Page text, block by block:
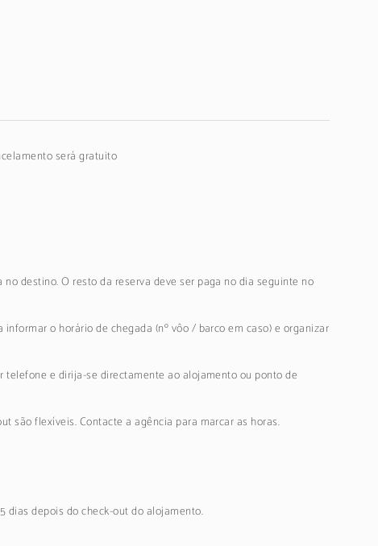
será gratuito
destino. O resto da reserva deve ser paga no dia seguinte no
o horário de chegada (nº vôo / barco em caso) e organizar
e dirija-se directamente ao alojamento ou ponto de
são flexíveis. Contacte a agência para marcar as horas.
dias depois do check-out do alojamento.